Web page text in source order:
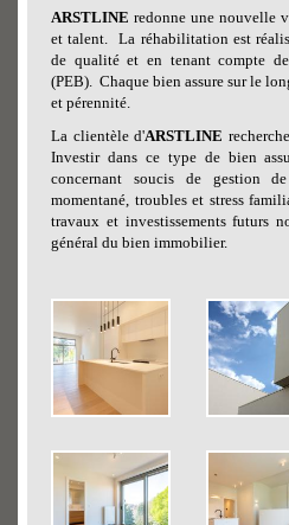
ARSTLINE redonne une nouvelle
et talent. La réhabilitation est
de qualité et en tenant compte
(PEB). Chaque bien assure sur le
et pérennité.
La clientèle d'ARSTLINE
Investir dans ce type de bien
concernant soucis de gestion
momentané, troubles et stress
travaux et investissements futurs
général du bien immobilier.